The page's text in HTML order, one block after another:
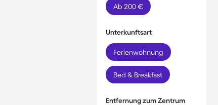
Ab 200 €
Unterkunftsart
Ferienwohnung
Bed & Breakfast
Entfernung zum Zentrum